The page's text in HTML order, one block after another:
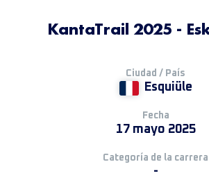
KantaTrail 2025 -
Ciudad / País
Esquiüle
Fecha
17 mayo 2025
Categoría de la carrera
-